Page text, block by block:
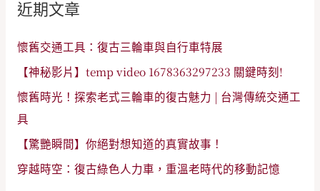
字
近期文章
懷舊交通工具：復古三輪車與自行車特展
【神秘影片】temp video 1678363297233 關鍵時刻!
懷舊時光！探索老式三輪車的復古魅力 | 台灣傳統交通工
具
【驚艷瞬間】你絕對想知道的真實故事！
穿越時空：復古綠色人力車，重溫老時代的移動記憶